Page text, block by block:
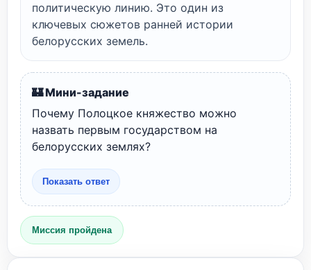
политическую линию. Это один из
ключевых сюжетов ранней истории
белорусских земель.
🏰 Мини-задание
Почему Полоцкое княжество можно
назвать первым государством на
белорусских землях?
Показать ответ
Миссия пройдена